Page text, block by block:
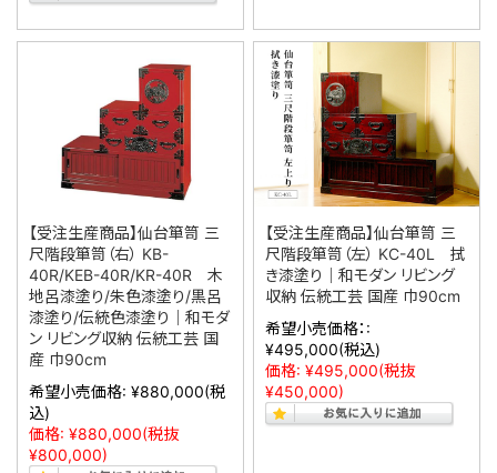
【受注生産商品】仙台箪笥 三
尺階段箪笥（右） KB-
40R/KEB-40R/KR-40R 木
地呂漆塗り/朱色漆塗り/黒呂
漆塗り/伝統色漆塗り｜和モダ
ン リビング収納 伝統工芸 国
産 巾90cm
希望小売価格: ¥880,000(税
込)
価格: ¥880,000(税抜
¥800,000)
【受注生産商品】仙台箪笥 三
尺階段箪笥（左） KC-40L 拭
き漆塗り｜和モダン リビング
収納 伝統工芸 国産 巾90cm
希望小売価格：:
¥495,000(税込)
価格: ¥495,000(税抜
¥450,000)